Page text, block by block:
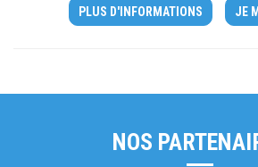
PLUS D'INFORMATIONS JE
NOS